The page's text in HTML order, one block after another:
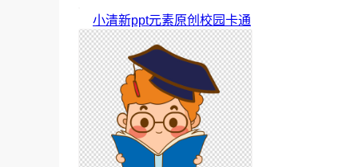
小清新ppt元素原创校园卡通